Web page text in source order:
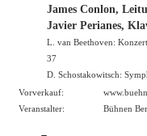
James Conlon,
Javier Perianes,
L. van Beethoven:
37
D. Schostakowitsch:
Vorverkauf:
Veranstalter:
Bühnen